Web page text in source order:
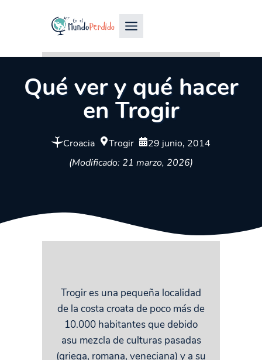
Qué ver y qué hacer
en Trogir
Croacia Trogir
29 junio, 2014
(Modificado: 21 marzo, 2026)
Trogir es una pequeña localidad
de la costa croata de poco más de
10.000 habitantes que debido
asu mezcla de culturas pasadas
(griega, romana, veneciana) y a su